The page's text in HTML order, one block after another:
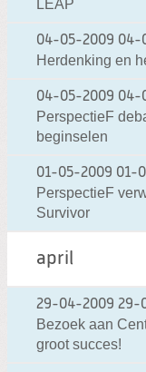
LEAP
04-05-2009 04-
Herdenking en
04-05-2009 04-
PerspectieF
beginselen
01-05-2009 01-
PerspectieF
Survivor
april
29-04-2009 29-
Bezoek aan
groot succes!